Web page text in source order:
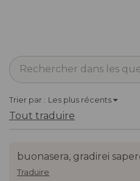
Trier par : Les plus récents
Tout traduire
buonasera, gradirei
Traduire